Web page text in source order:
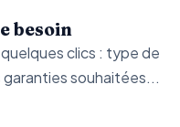
besoin
clics : type de
souhaitées...